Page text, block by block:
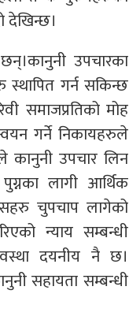
देखिन्छ।
उपचारका
गर्न सकिन्छ
समाजप्रतिको मोह
गर्ने निकायहरुले
कानुनी उपचार लिन
लागी आर्थिक
चुपचाप लागेको
न्याय सम्बन्धी
दयनीय नै छ।
सहायता सम्बन्धी